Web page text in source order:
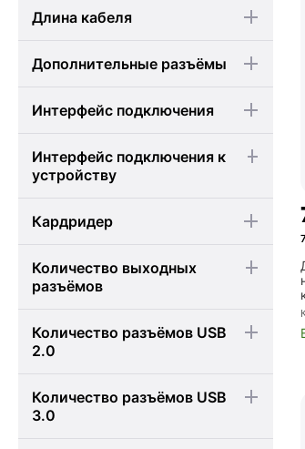
Длина кабеля
Дополнительные разъёмы
Интерфейс подключения
Интерфейс подключения к
устройству
Кардридер
Количество выходных
разъёмов
Количество разъёмов USB
2.0
Количество разъёмов USB
3.0